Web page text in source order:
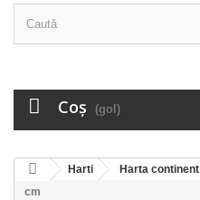
Coş (gol)
Harti Harta continent
cm